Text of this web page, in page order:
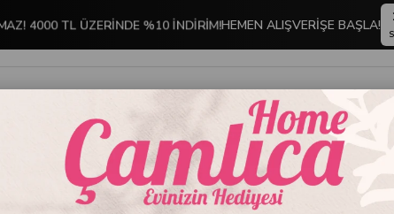
4000 TL ÜZERİNDE %10 İNDİRİM!HEMEN ALIŞVERİŞE BAŞLA!
İNDİRİMLİ ÜRÜNLER DEKORASYON TABLO KOLEKSİYONU
Emayra Topuzlu Porselen 2 Parça Pasta Servis Seti | Antik